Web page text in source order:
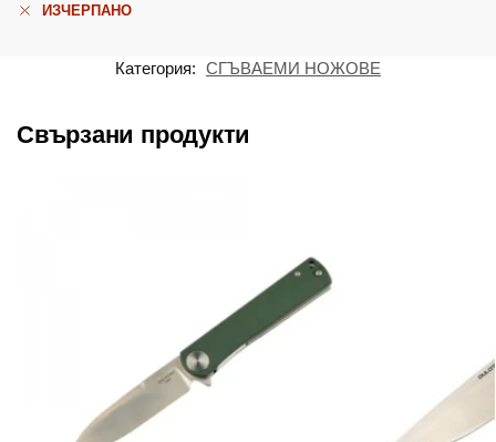
ИЗЧЕРПАНО
Категория: СГЪВАЕМИ НОЖОВЕ
Свързани продукти